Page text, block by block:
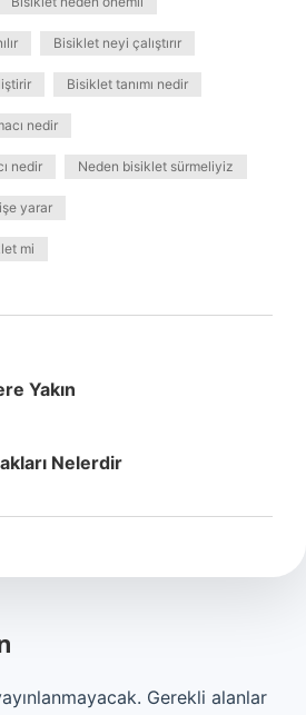
Bisiklet neyi çalıştırır
Bisiklet tanımı nedir
nedir
nedir Neden bisiklet sürmeliyiz
yarar
mi
Yakın
Nelerdir
Gerekli alanlar